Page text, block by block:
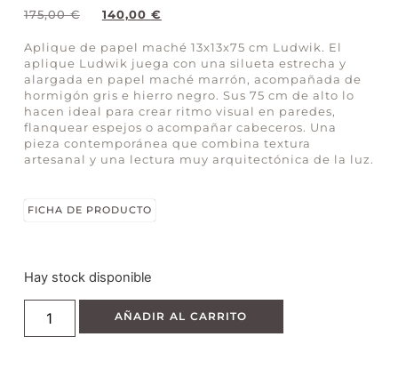
175,00€ 140,00 €
Aplique de papel maché 13x13x75 cm Ludwik. El
aplique Ludwik juega con una silueta estrecha y
alargada en papel maché marrón, acompañada de
hormigón gris e hierro negro. Sus 75 cm de alto lo
hacen ideal para crear ritmo visual en paredes,
flanquear espejos o acompañar cabeceros. Una
pieza contemporánea que combina textura
artesanal y una lectura muy arquitectónica de la luz.
FICHA DE PRODUCTO
Hay stock disponible
AÑADIR AL CARRITO